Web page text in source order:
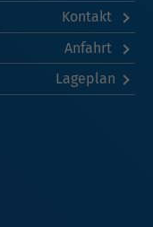
Kontakt
Anfahrt
Lageplan